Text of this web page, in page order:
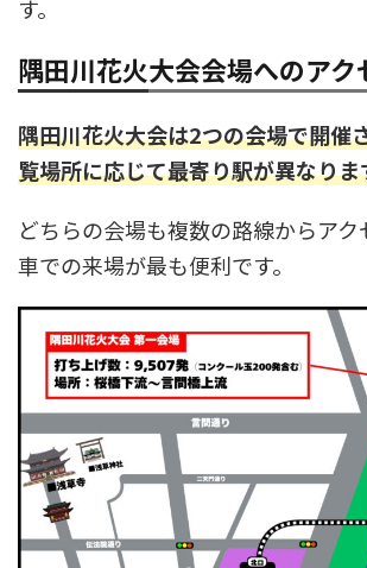
す。
隅田川花火大会会場へのアク
隅田川花火大会は2つの会場で開催
覧場所に応じて最寄り駅が異なりま
どちらの会場も複数の路線からア
車での来場が最も便利です。